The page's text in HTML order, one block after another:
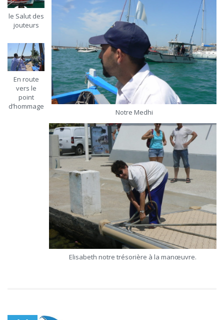
Notre Medhi
le Salut des
jouteurs
Elisabeth notre trésorière à la manœuvre.
En route
vers le
point
d’hommage